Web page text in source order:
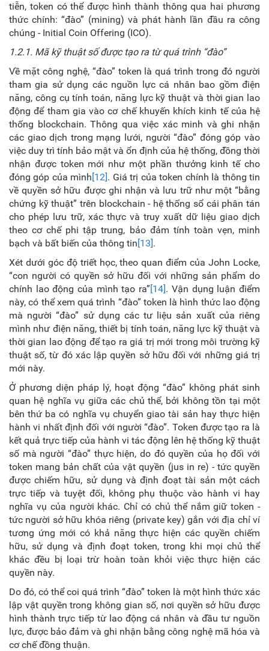
tiễn, token có thể được hình thành thông qua hai phương
thức chính: “đào” (mining) và phát hành lần đầu ra công
chúng - Initial Coin Offering (ICO).
1.2.1. Mã kỹ thuật sốđược tạo ra từ quá trình “đào”
Về mặt công nghệ, “đào” token là quá trình trong đó người
tham gia sử dụng các nguồn lực cá nhân bao gồm điện
năng, công cụ tính toán, năng lực kỹ thuật và thời gian lao
động để tham gia vào cơ chế khuyến khích kinh tế của hệ
thống blockchain. Thông qua việc xác minh và ghi nhận
các giao dịch trong mạng lưới, người “đào” đóng góp vào
việc duy trì tính bảo mật và ổn định của hệ thống, đồng thời
nhận được token mới như một phần thưởng kinh tế cho
đóng góp của mình[12]. Giá trị của token chính là thông tin
về quyền sở hữu được ghi nhận và lưu trữ như một “bằng
chứng kỹ thuật” trên blockchain - hệ thống sổ cái phân tán
cho phép lưu trữ, xác thực và truy xuất dữ liệu giao dịch
theo cơ chế phi tập trung, bảo đảm tính toàn vẹn, minh
bạch và bất biến của thông tin[13].
Xét dưới góc độ triết học, theo quan điểm của John Locke,
“con người có quyền sở hữu đối với những sản phẩm do
chính lao động của mình tạo ra”[14]. Vận dụng luận điểm
này, có thể xem quá trình “đào” token là hình thức lao động
mà người “đào” sử dụng các tư liệu sản xuất của riêng
mình như điện năng, thiết bị tính toán, năng lực kỹ thuật và
thời gian lao động để tạo ra giá trị mới trong môi trường kỹ
thuật số, từ đó xác lập quyền sở hữu đối với những giá trị
mới này.
Ở phương diện pháp lý, hoạt động “đào” không phát sinh
quan hệ nghĩa vụ giữa các chủ thể, bởi không tồn tại một
bên thứ ba có nghĩa vụ chuyển giao tài sản hay thực hiện
hành vi nhất định đối với người “đào”. Token được tạo ra là
kết quả trực tiếp của hành vi tác động lên hệ thống kỹ thuật
số mà người “đào” thực hiện, do đó quyền của họ đối với
token mang bản chất của vật quyền (jus in re) - tức quyền
được chiếm hữu, sử dụng và định đoạt tài sản một cách
trực tiếp và tuyệt đối, không phụ thuộc vào hành vi hay
nghĩa vụ của người khác. Chỉ có chủ thể nắm giữ token -
tức người sở hữu khóa riêng (private key) gắn với địa chỉ ví
tương ứng mới có khả năng thực hiện các quyền chiếm
hữu, sử dụng và định đoạt token, trong khi mọi chủ thể
khác đều bị loại trừ hoàn toàn khỏi việc thực hiện các
quyền này.
Do đó, có thể coi quá trình “đào” token là một hình thức xác
lập vật quyền trong không gian số, nơi quyền sở hữu được
hình thành trực tiếp từ lao động cá nhân và đầu tư nguồn
lực, được bảo đảm và ghi nhận bằng công nghệ mã hóa và
cơ chế đồng thuận.